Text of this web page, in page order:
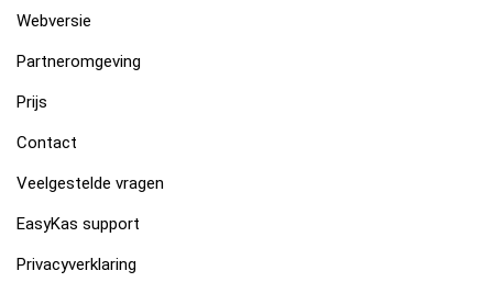
Webversie
Partneromgeving
Prijs
Contact
Veelgestelde vragen
EasyKas support
Privacyverklaring